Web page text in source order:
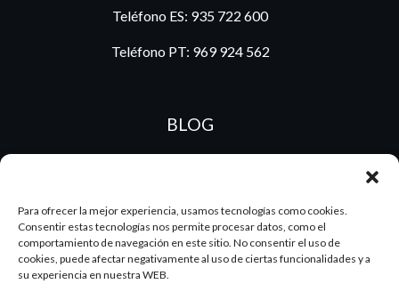
Para ofrecer la mejor experiencia, usamos tecnologías como cookies.
Consentir estas tecnologías nos permite procesar datos, como el
comportamiento de navegación en este sitio. No consentir el uso de
cookies, puede afectar negativamente al uso de ciertas funcionalidades y a
su experiencia en nuestra WEB.
Teléfono ES: 935 722 600
Teléfono PT: 969 924 562
BLOG